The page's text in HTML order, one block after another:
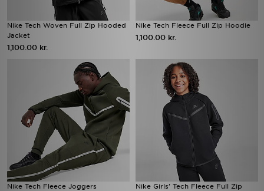
Nike Tech Woven Full Zip Hooded
Jacket
1,100.00 kr.
Nike Tech Fleece Full Zip Hoodie
1,100.00 kr.
Nike Tech Fleece Joggers
Nike Girls' Tech Fleece Full Zip